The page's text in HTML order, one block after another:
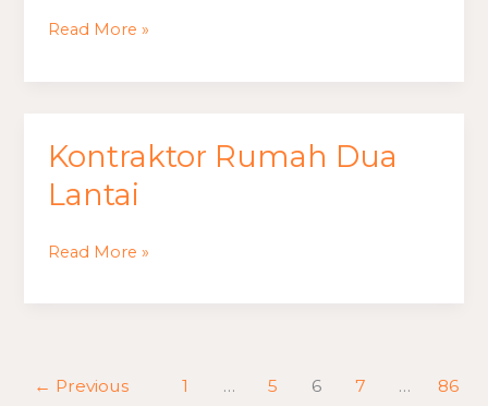
Read More »
Kontraktor Rumah Dua
Lantai
Rumah
Dua
Read More »
← Previous 1 … 5 6 7 …
86